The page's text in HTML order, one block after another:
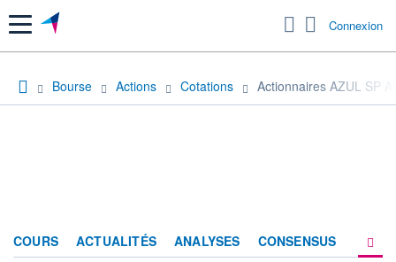
Menu Connexion
Bourse Actions Cotations Actionnaires AZUL SP
COURS ACTUALITÉS ANALYSES CONSENSUS